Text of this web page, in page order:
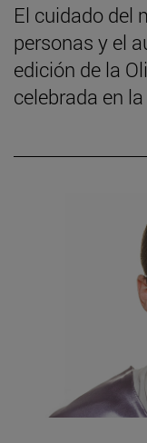
El cuidado del
personas y el
edición de la
celebrada en